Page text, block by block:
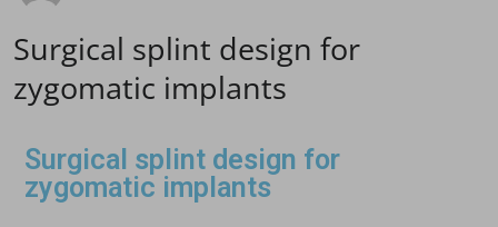
Surgical splint design for
zygomatic implants
Surgical splint design for
zygomatic implants